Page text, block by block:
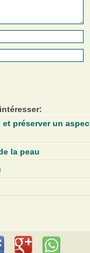
préserver un
la peau